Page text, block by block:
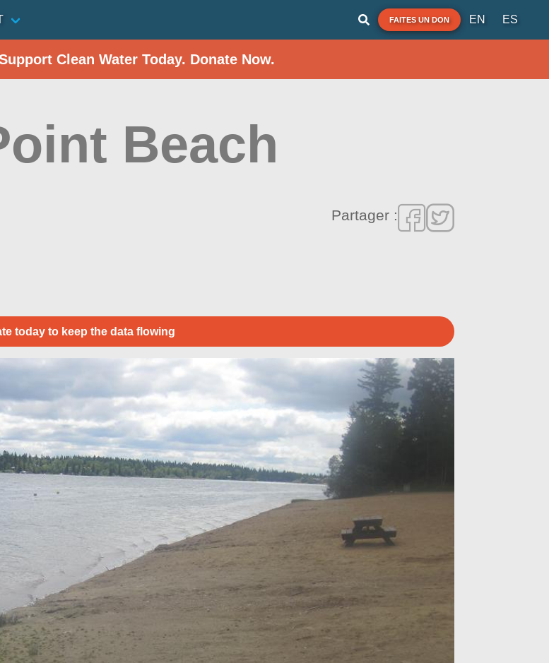
FAITES UN DON EN ES
Clean Water Today. Donate Now.
Beach
Partager :
today to keep the data flowing